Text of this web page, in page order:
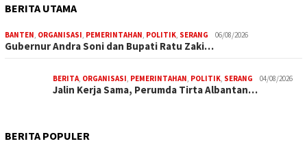
BERITA UTAMA
BANTEN, ORGANISASI, PEMERINTAHAN, POLITIK, SERANG 06/08/2026
Gubernur Andra Soni dan Bupati Ratu Zaki…
BERITA, ORGANISASI, PEMERINTAHAN, POLITIK, SERANG 04/08/2026
Jalin Kerja Sama, Perumda Tirta Albantan…
BERITA POPULER